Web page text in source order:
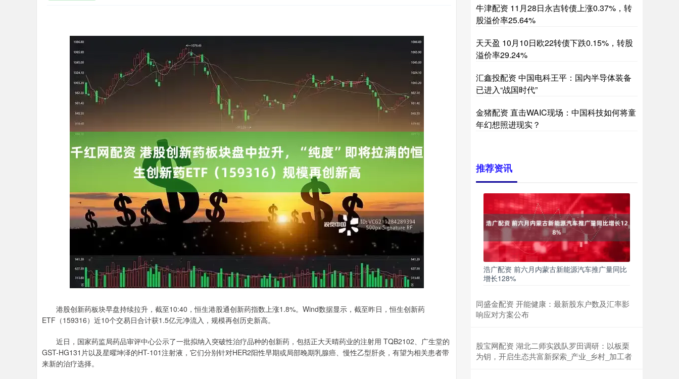
港股创新药板块早盘持续拉升，截至10:40，恒生港股通创新药指数上涨1.8%。Wind数据显示，截至昨日，恒生创新药
ETF（159316）近10个交易日合计获1.5亿元净流入，规模再创历史新高。
近日，国家药监局药品审评中心公示了一批拟纳入突破性治疗品种的创新药，包括正大天晴药业的注射用 TQB2102、广生堂的
GST-HG131片以及星曜坤泽的HT-101注射液，它们分别针对HER2阳性早期或局部晚期乳腺癌、慢性乙型肝炎，有望为相关患者带
来新的治疗选择。
牛津配资 11月28日永吉转债上涨0.37%，转
股溢价率25.64%
天天盈 10月10日欧22转债下跌0.15%，转股
溢价率29.24%
汇鑫投配资 中国电科王平：国内半导体装备
已进入“战国时代”
金猪配资 直击WAIC现场：中国科技如何将童
年幻想照进现实？
推荐资讯
浩广配资 前六月内蒙古新能源汽车推广量同比
增长128%
同盛金配资 开能健康：最新股东户数及汇率影
响应对方案公布
股宝网配资 湖北二师实践队罗田调研：以板栗
为钥，开启生态共富新探索_产业_乡村_加工者